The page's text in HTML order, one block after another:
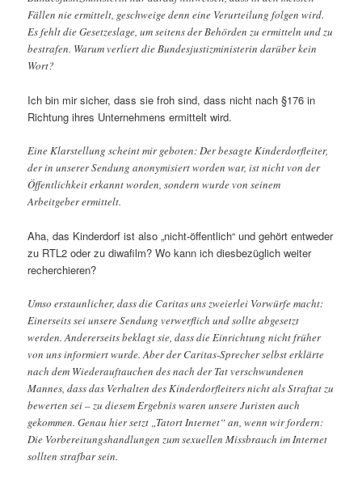
Fällen nie ermittelt, geschweige denn eine Verurteilung folgen wird.
Es fehlt die Gesetzeslage, um seitens der Behörden zu ermitteln und zu
bestrafen. Warum verliert die Bundesjustizministerin darüber kein
Wort?
Ich bin mir sicher, dass sie froh sind, dass nicht nach §176 in
Richtung ihres Unternehmens ermittelt wird.
Eine Klarstellung scheint mir geboten: Der besagte Kinderdorfleiter,
der in unserer Sendung anonymisiert worden war, ist nicht von der
Öffentlichkeit erkannt worden, sondern wurde von seinem
Arbeitgeber ermittelt.
Aha, das Kinderdorf ist also „nicht-öffentlich“ und gehört entweder
zu RTL2 oder zu diwafilm? Wo kann ich diesbezüglich weiter
recherchieren?
Umso erstaunlicher, dass die Caritas uns zweierlei Vorwürfe macht:
Einerseits sei unsere Sendung verwerflich und sollte abgesetzt
werden. Andererseits beklagt sie, dass die Einrichtung nicht früher
von uns informiert wurde. Aber der Caritas-Sprecher selbst erklärte
nach dem Wiederauftauchen des nach der Tat verschwundenen
Mannes, dass das Verhalten des Kinderdorfleiters nicht als Straftat zu
bewerten sei – zu diesem Ergebnis waren unsere Juristen auch
gekommen. Genau hier setzt „Tatort Internet“ an, wenn wir fordern:
Die Vorbereitungshandlungen zum sexuellen Missbrauch im Internet
sollten strafbar sein.